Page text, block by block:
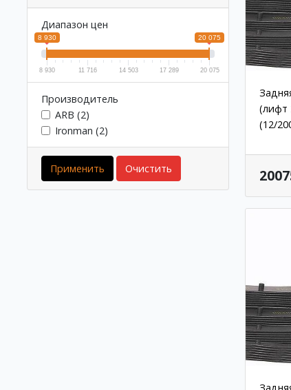
Диапазон цен
8 930 20 075
8 930 11 716 14 503 17 289 20 075
Производитель
ARB (2)
Ironman (2)
Применить Очистить
(лифт
(12/